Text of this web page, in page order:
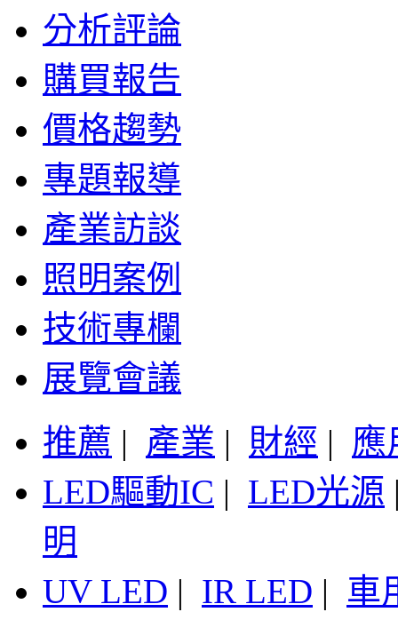
分析評論
購買報告
價格趨勢
專題報導
產業訪談
照明案例
技術專欄
展覽會議
推薦 | 產業 | 財經 | 應
LED驅動IC | LED光源
明
UV LED | IR LED | 車